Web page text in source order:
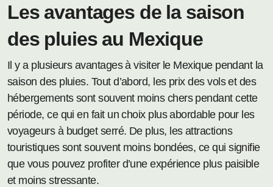
Les avantages de la saison
des pluies au Mexique
Il y a plusieurs avantages à visiter le Mexique pendant la
saison des pluies. Tout d’abord, les prix des vols et des
hébergements sont souvent moins chers pendant cette
période, ce qui en fait un choix plus abordable pour les
voyageurs à budget serré. De plus, les attractions
touristiques sont souvent moins bondées, ce qui signifie
que vous pouvez profiter d’une expérience plus paisible
et moins stressante.